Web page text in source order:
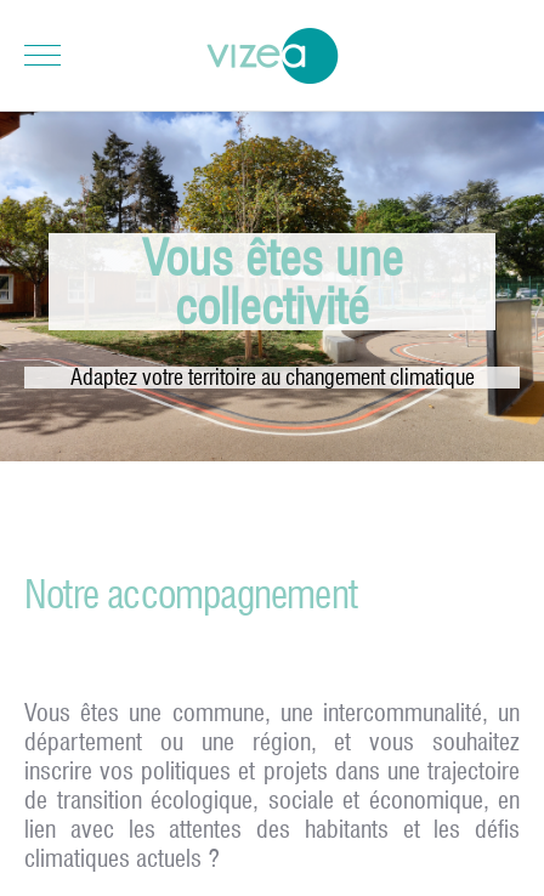
Vous êtes une
collectivité
Adaptez votre territoire au changement climatique
Notre accompagnement
Vous êtes une commune, une intercommunalité, un
département ou une région, et vous souhaitez
inscrire vos politiques et projets dans une trajectoire
de transition écologique, sociale et économique, en
lien avec les attentes des habitants et les défis
climatiques actuels ?